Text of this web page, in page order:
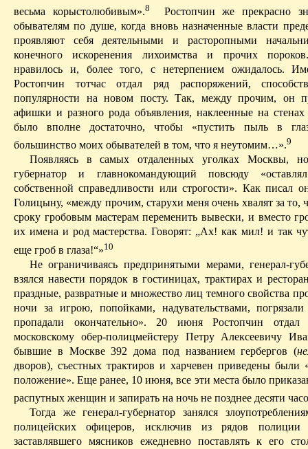
весьма корыстолюбивым».8
Ростопчин же прекрасно
обывателям по душе, когда вновь назначенные власти
проявляют себя деятельными и расторопными
конечного искоренения лихоимства и прочих
нравилось и, более того, с нетерпением ожидалось.
Ростопчин тотчас отдал ряд распоряжений,
популярности на новом посту. Так, между прочим, он
афишки и разного рода объявления, наклеенные на стенах
было вполне достаточно, чтобы «пустить пыль в
большинство моих обывателей в том, что я неутомим…».9
Появляясь в самых отдаленных уголках Москвы,
губернатор и главнокомандующий повсюду
собственной справедливости или строгости». Как
Голицыну, «между прочим, старухи меня очень хвалят за то,
сроку гробовым мастерам переменить вывески, и вместо
их имена и род мастерства. Говорят: „Ах! как мил! и так
еще гроб в глаза!“»10
Не ограничиваясь предпринятыми мерами, генерал-
взялся навести порядок в гостиницах, трактирах и
праздные, развратные и множество лиц темного свойства
ночи за игрою, попойками, надувательствами,
пропадали окончательно». 20 июня Ростопчин отдал
московскому обер-полицмейстеру Петру Алексеевичу
бывшие в Москве 392 дома под названием гербергов (
дворов), съестных трактиров и харчевен приведены были
положение». Еще ранее, 10 июня, все эти места было
распутных женщин и запирать на ночь не позднее десяти
Тогда же генерал-губернатор занялся
полицейских офицеров, исключив из рядов полиции
заставлявшего мясников ежедневно поставлять к его